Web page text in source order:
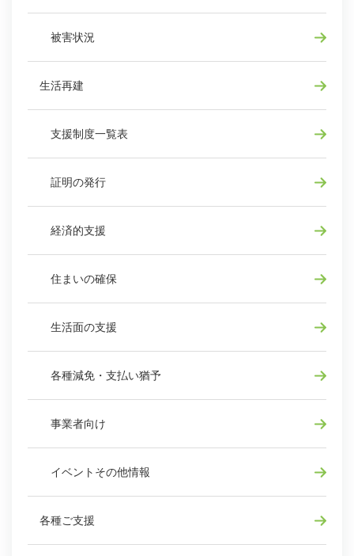
被害状況
生活再建
支援制度一覧表
証明の発行
経済的支援
住まいの確保
生活面の支援
各種減免・支払い猶予
事業者向け
イベントその他情報
各種ご支援